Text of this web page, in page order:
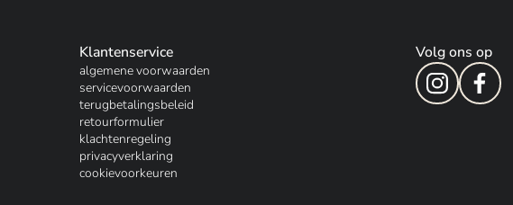
Klantenservice
algemene voorwaarden
servicevoorwaarden
terugbetalingsbeleid
retourformulier
klachtenregeling
privacyverklaring
cookievoorkeuren
Volg ons op